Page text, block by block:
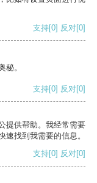
支持[0] 反对[0]
秘。
支持[0] 反对[0]
提供帮助。我经常需要
找到我需要的信息。
支持[0] 反对[0]